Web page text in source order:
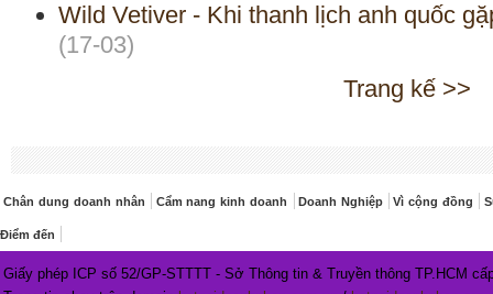
Wild Vetiver - Khi thanh lịch anh quốc
(17-03)
Trang kế >>
Chân dung doanh nhân Cẩm nang kinh doanh Doanh Nghiệp Vì cộng đồng
Điểm đến
Giấy phép ICP số 52/GP-STTTT - Sở Thông tin & Truyền thông TP.HCM